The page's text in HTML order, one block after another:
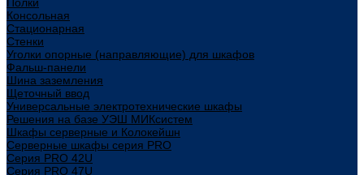
Консольная
Стационарная
Стенки
Уголки опорные (направляющие) для шкафов
Фальш-панели
Шина заземления
Щеточный ввод
Универсальные электротехнические шкафы
Решения на базе УЭШ МИКсистем
Шкафы серверные и Колокейшн
Серверные шкафы серия PRO
Серия PRO 42U
Серия PRO 47U